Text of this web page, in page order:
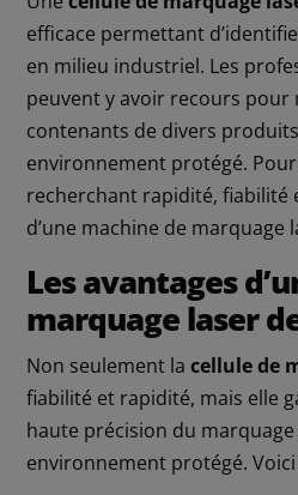
efficace permettant
en milieu industriel. Les
peuvent y avoir recours pour
contenants de divers
environnement protégé.
recherchant rapidité, fiabilité
d’une machine de
Les avantages
marquage laser
Non seulement lacellule de
fiabilité et rapidité, mais elle
haute précision du
environnement protégé. Voici